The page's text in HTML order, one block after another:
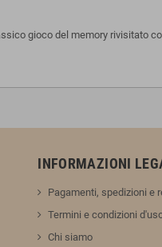
gioco del memory rivisitato
INFORMAZIONI
Pagamenti, spedizioni e
Termini e condizioni
Chi siamo